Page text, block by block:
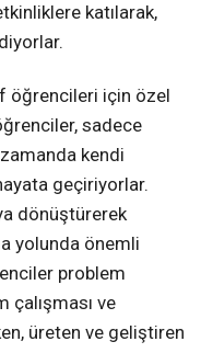
katılarak,
öğrencileri için özel
sadece
zamanda kendi
geçiriyorlar.
dönüştürerek
yolunda önemli
problem
çalışması ve
üreten ve geliştiren